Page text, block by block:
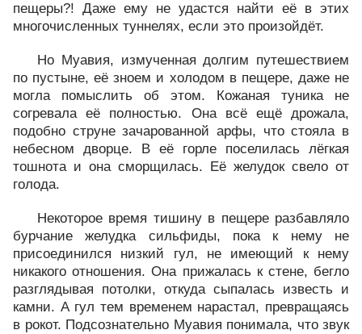
пещеры?! Даже ему не удастся найти её в этих
многочисленных туннелях, если это произойдёт.
Но Муавия, измученная долгим путешествием
по пустыне, её зноем и холодом в пещере, даже не
могла помыслить об этом. Кожаная туника не
согревала её полностью. Она всё ещё дрожала,
подобно струне зачарованной арфы, что стояла в
небесном дворце. В её горле поселилась лёгкая
тошнота и она сморщилась. Её желудок свело от
голода.
Некоторое время тишину в пещере разбавляло
бурчание желудка сильфиды, пока к нему не
присоединился низкий гул, не имеющий к нему
никакого отношения. Она прижалась к стене, бегло
разглядывая потолки, откуда сыпалась известь и
камни. А гул тем временем нарастал, превращаясь
в рокот. Подсознательно Муавия понимала, что звук